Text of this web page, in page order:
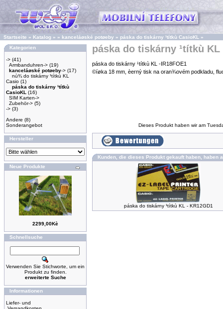
Startseite » Katalog » » kanceláøské potøeby » páska do tiskárny ¹títkù CasioKL
»
Kategorien
-> (41)
Armbanduhren-> (19)
kanceláøské potøeby-> (17)
nù¾ do tiskárny ¹títkù KL
Casio (1)
páska do tiskárny ¹títkù
CasioKL (16)
SIM Karten->
Zubehör-> (5)
-> (3)
Andere (8)
Sonderangebot
Hersteller
Neue Produkte
2299,00Kè
Schnellsuche
Verwenden Sie Stichworte, um ein
Produkt zu finden.
erweiterte Suche
Informationen
Liefer- und
páska do tiskárny ¹títkù KL
páska do tiskárny ¹títkù KL -IR18FOE1
©íøka 18 mm, èerný tisk na oran¾ovém podkladu,
Dieses Produkt haben wir am
Kunden, die dieses Produkt gekauft haben, haben
páska do tiskárny ¹títkù KL - KR12GD1